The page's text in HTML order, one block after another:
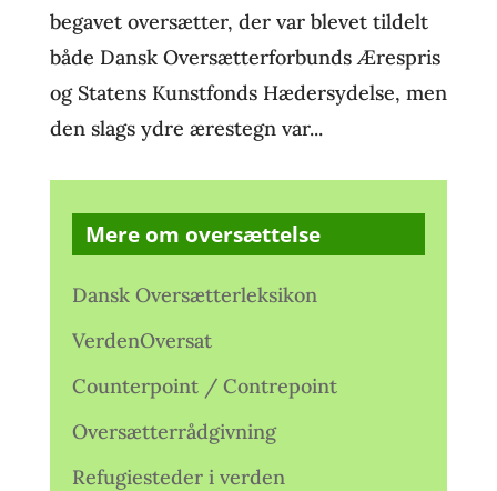
begavet oversætter, der var blevet tildelt
både Dansk Oversætterforbunds Ærespris
og Statens Kunstfonds Hædersydelse, men
den slags ydre ærestegn var...
Mere om oversættelse
Dansk Oversætterleksikon
VerdenOversat
Counterpoint / Contrepoint
Oversætterrådgivning
Refugiesteder i verden